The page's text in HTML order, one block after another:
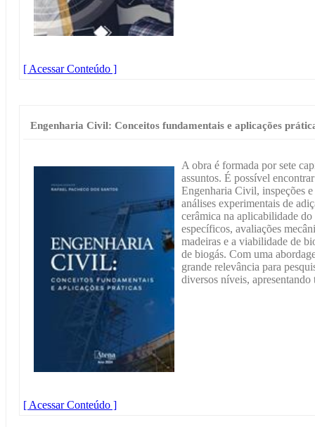
[ Acessar Conteúdo ]
Engenharia Civil: Conceitos fundamentais e aplicações
A obra é formada por sete
assuntos. É possível
Engenharia Civil, inspeções
análises experimentais de
cerâmica na aplicabilidade
específicos, avaliações
madeiras e a viabilidade de
de biogás. Com uma
grande relevância para
diversos níveis, apresentando
[ Acessar Conteúdo ]